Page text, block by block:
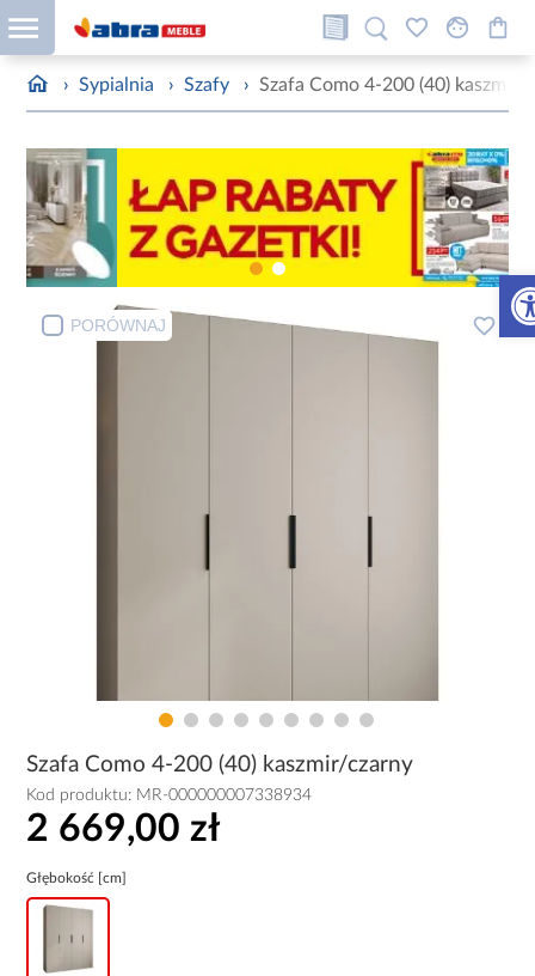
› Sypialnia › Szafy › Szafa Como 4-200 (40) kaszmir/
PORÓWNAJ
Szafa Como 4-200 (40) kaszmir/czarny
Kod produktu: MR-000000007338934
2 669,00 zł
Głębokość [cm]